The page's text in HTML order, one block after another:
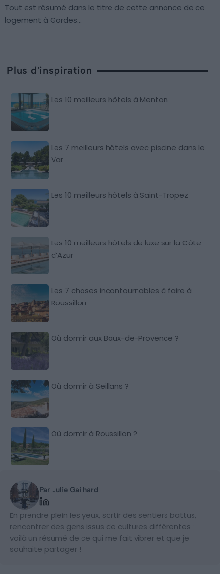
Tout est résumé dans le titre de cette annonce de ce
logement à Gordes…
Plus d'inspiration
Les 10 meilleurs hôtels à Menton
Les 7 meilleurs hôtels avec piscine dans le
Var
Les 10 meilleurs hôtels à Saint-Tropez
Les 10 meilleurs hôtels de luxe sur la Côte
d’Azur
Les 7 choses incontournables à faire à
Roussillon
Où dormir aux Baux-de-Provence ?
Où dormir à Seillans ?
Où dormir à Roussillon ?
Par Julie Gailhard
En prendre plein les yeux, sortir des sentiers battus,
rencontrer des gens issus de cultures différentes :
voilà un résumé de ce qui me fait vibrer et que je
souhaite partager !